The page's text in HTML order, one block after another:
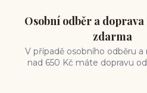
Osobní odběr a doprava
zdarma
V případě osobního odběru a
nad 650 Kč máte dopravu